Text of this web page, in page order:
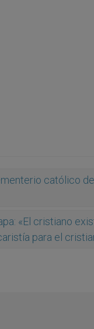
católico
«El cristiano
para el